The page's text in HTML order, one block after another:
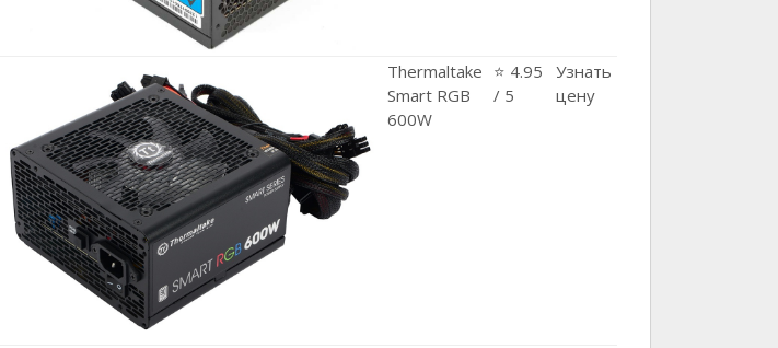
Thermaltake
Smart RGB
600W
⭐ 4.95
/ 5
Узнать
цену